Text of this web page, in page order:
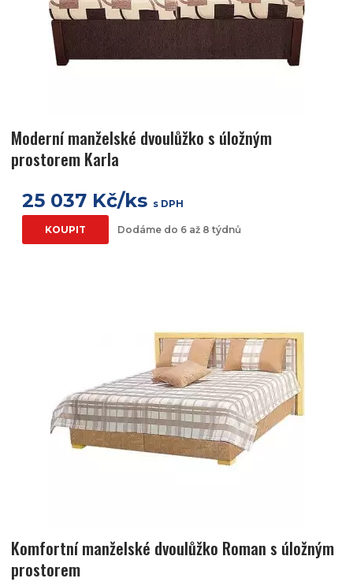
Moderní manželské dvoulůžko s úložným
prostorem Karla
25 037 Kč/ks s DPH
KOUPIT Dodáme do 6 až 8 týdnů
Komfortní manželské dvoulůžko Roman s úložným
prostorem